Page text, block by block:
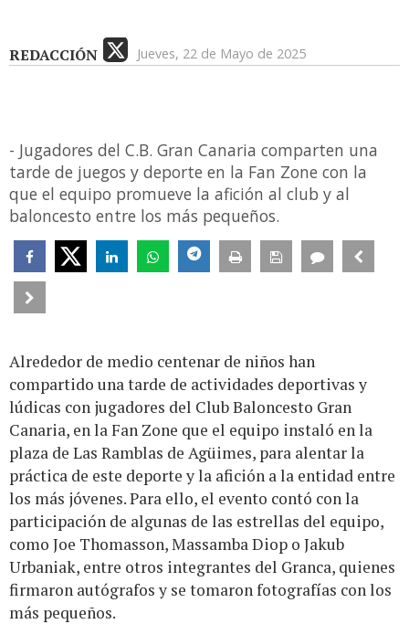
REDACCIÓN Jueves, 22 de Mayo de 2025
- Jugadores del C.B. Gran Canaria comparten una
tarde de juegos y deporte en la Fan Zone con la
que el equipo promueve la afición al club y al
baloncesto entre los más pequeños.
Alrededor de medio centenar de niños han
compartido una tarde de actividades deportivas y
lúdicas con jugadores del Club Baloncesto Gran
Canaria, en la Fan Zone que el equipo instaló en la
plaza de Las Ramblas de Agüimes, para alentar la
práctica de este deporte y la afición a la entidad entre
los más jóvenes. Para ello, el evento contó con la
participación de algunas de las estrellas del equipo,
como Joe Thomasson, Massamba Diop o Jakub
Urbaniak, entre otros integrantes del Granca, quienes
firmaron autógrafos y se tomaron fotografías con los
más pequeños.